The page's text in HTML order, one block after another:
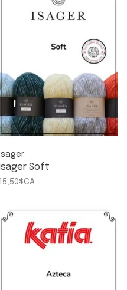
Isager
Isager Soft
15,50$CA